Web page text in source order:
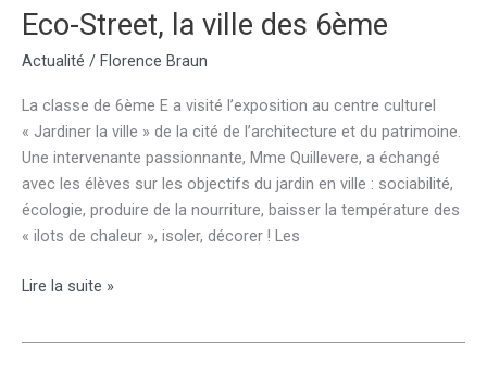
chaînes
ni
maîtres »
Eco-Street, la ville des 6ème
Actualité / Florence Braun
La classe de 6ème E a visité l’exposition au centre culturel
« Jardiner la ville » de la cité de l’architecture et du patrimoine.
Une intervenante passionnante, Mme Quillevere, a échangé
avec les élèves sur les objectifs du jardin en ville : sociabilité,
écologie, produire de la nourriture, baisser la température des
« ilots de chaleur », isoler, décorer ! Les
Eco-
Lire la suite »